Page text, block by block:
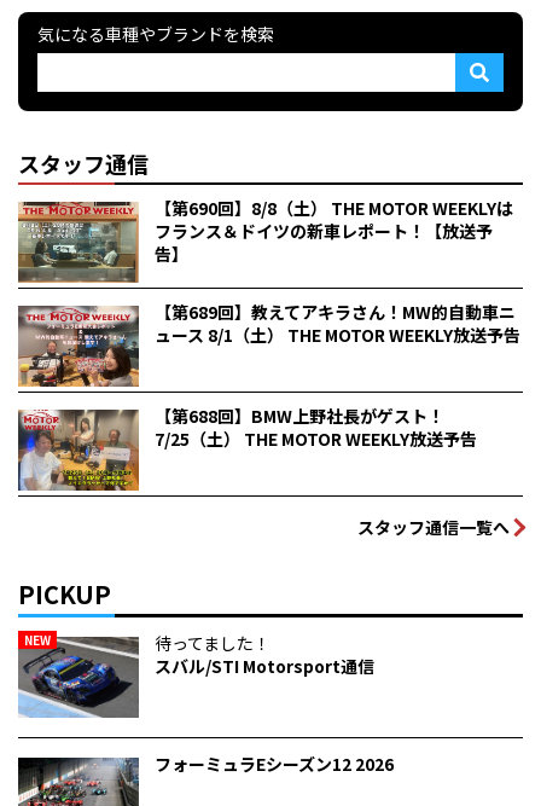
気になる車種やブランドを検索
スタッフ通信
【第690回】8/8（土） THE MOTOR WEEKLYは
フランス＆ドイツの新車レポート！【放送予
告】
【第689回】教えてアキラさん！MW的自動車ニ
ュース 8/1（土） THE MOTOR WEEKLY放送予告
【第688回】BMW上野社長がゲスト！
7/25（土） THE MOTOR WEEKLY放送予告
スタッフ通信一覧へ
PICKUP
NEW
待ってました！
スバル/STI Motorsport通信
フォーミュラEシーズン12 2026